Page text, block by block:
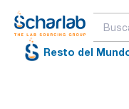
Resto del